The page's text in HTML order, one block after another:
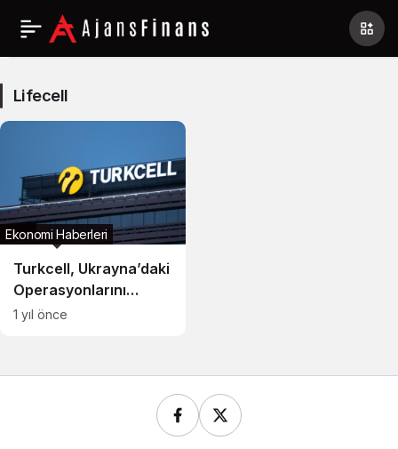
Lifecell
Haberleri
Lifecell
Turkcell, Ukrayna’daki
Operasyonlarını
Satışla Sonlandırdı
Ekonomi Haberleri
1 yıl önce